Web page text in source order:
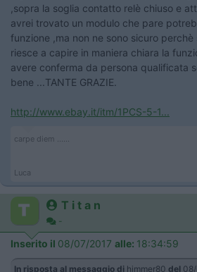
,sopra la soglia contatto relè chiuso e
avrei trovato un modulo che pare
funzione ,ma non ne sono sicuro perchè
riesce a capire in maniera chiara la
avere conferma da persona qualificata
bene ...TANTE GRAZIE.
http://www.ebay.it/itm/1PCS-5-1...
carpe diem ......
Luca
T i t a n
-
Inserito il 08/07/2017 alle: 18:34:59
In risposta al messaggio di himmer80 del